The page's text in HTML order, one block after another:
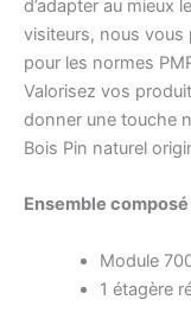
d’adapter au mieux
visiteurs, nous
pour les normes
Valorisez vos
donner une touche
Bois Pin naturel
Ensemble composé
Module
1 étagère